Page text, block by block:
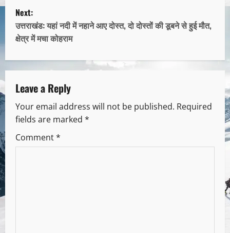
Next:
उत्तराखंड: यहां नदी में नहाने आए दोस्त, दो दोस्तों की डूबने से हुई मौत,
क्षेत्र में मचा कोहराम
Leave a Reply
Your email address will not be published. Required
fields are marked *
Comment*